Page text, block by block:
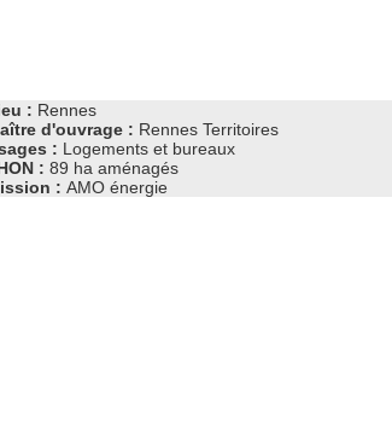
: Rennes
d'ouvrage : Rennes Territoires
: Logements et bureaux
: 89 ha aménagés
: AMO énergie